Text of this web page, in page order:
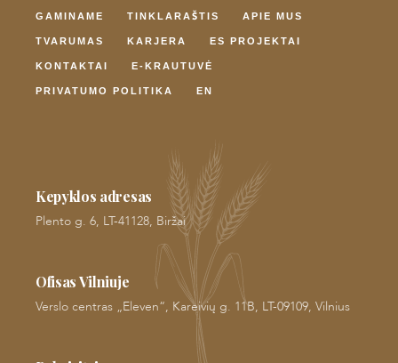
GAMINAME TINKLARAŠTIS APIE MUS
TVARUMAS KARJERA ES PROJEKTAI
KONTAKTAI E-KRAUTUVĖ
PRIVATUMO POLITIKA EN
Kepyklos adresas
Plento g. 6, LT-41128, Biržai
Ofisas Vilniuje
Verslo centras „Eleven“, Kareivių g. 11B, LT-09109, Vilnius